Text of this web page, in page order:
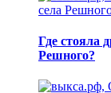
Где стояла
Решного?